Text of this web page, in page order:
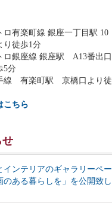
ロ有楽町線 銀座一丁目駅 10
り徒歩1分
ロ銀座線 銀座駅 A13番出口
5分
線 有楽町駅 京橋口より徒
こちら
せ
インテリアのギャラリーペー
のある暮らしを」を公開致し